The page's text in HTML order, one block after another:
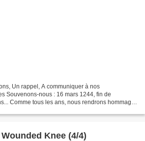
Un rappel, A communiquer à nos
Souvenons-nous : 16 mars 1244, fin de
Comme tous les ans, nous rendrons hommage
Knee (4/4)